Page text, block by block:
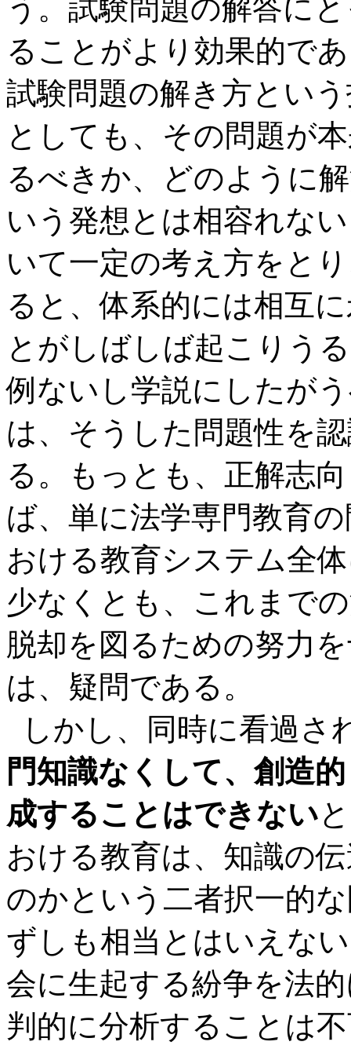
う。試験問題の解答に
ることがより効果的で
試験問題の解き方とい
としても、その問題が
るべきか、どのように
いう発想とは相容れな
いて一定の考え方をと
ると、体系的には相互
とがしばしば起こりう
例ないし学説にしたが
は、そうした問題性を
る。もっとも、正解志
ば、単に法学専門教育
おける教育システム全
少なくとも、これまで
脱却を図るための努力
は、疑問である。
しかし、同時に看過さ
門知識なくして、創造
成することはできない
おける教育は、知識の
のかという二者択一的
ずしも相当とはいえな
会に生起する紛争を法
判的に分析することは